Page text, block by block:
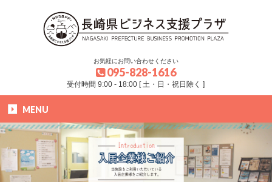
お気軽にお問い合わせください
095-828-1616
受付時間 9:00 - 18:00 [ 土・日・祝日除く ]
MENU